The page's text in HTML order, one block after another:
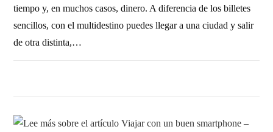
tiempo y, en muchos casos, dinero. A diferencia de los billetes
sencillos, con el multidestino puedes llegar a una ciudad y salir
de otra distinta,…